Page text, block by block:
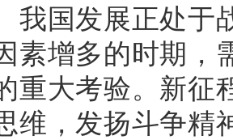
我国发展正处于
素增多的时期，
重大考验。新征
维，发扬斗争精